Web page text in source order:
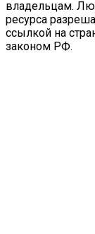
владельцам.
ресурса
ссылкой на
законом РФ.